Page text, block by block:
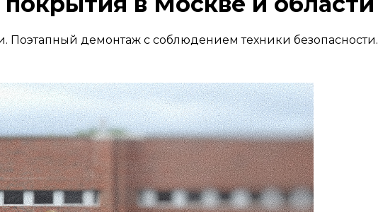
Поэтапный демонтаж с соблюдением техники безопасности.